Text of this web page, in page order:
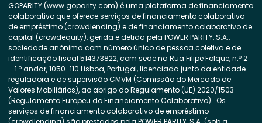
GOPARITY (www.goparity.com) é uma plataforma de financiamento
colaborativo que oferece serviços de financiamento colaborativo
de empréstimo (crowdlending) e de financiamento colaborativo de
capital (crowdequity), gerida e detida pela POWER PARITY, S.A.,
sociedade anónima com número único de pessoa coletiva e de
identificação fiscal 514373822, com sede na Rua Filipe Folque, n.º 2
– 1.º andar, 1050-110 Lisboa, Portugal, licenciada junto da entidade
reguladora e de supervisão CMVM (Comissão do Mercado de
Valores Mobiliários), ao abrigo do Regulamento (UE) 2020/1503
(Regulamento Europeu do Financiamento Colaborativo). Os
serviços de financiamento colaborativo de empréstimo